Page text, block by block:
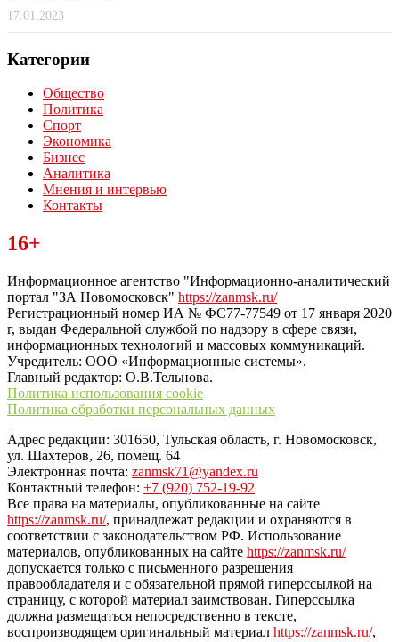
17.01.2023
Категории
Общество
Политика
Спорт
Экономика
Бизнес
Аналитика
Мнения и интервью
Контакты
Читайте последние новости дня в Тульской области на сайте
“ЗаНовомосковск”
16+
Информационное агентство "Информационно-аналитический
портал "ЗА Новомосковск" https://zanmsk.ru/
Регистрационный номер ИА № ФС77-77549 от 17 января 2020
г, выдан Федеральной службой по надзору в сфере связи,
информационных технологий и массовых коммуникаций.
Учредитель: ООО «Информационные системы».
Главный редактор: О.В.Тельнова.
Политика использования cookie
Политика обработки персональных данных
Адрес редакции: 301650, Тульская область, г. Новомосковск,
ул. Шахтеров, 26, помещ. 64
Электронная почта: zanmsk71@yandex.ru
Контактный телефон: +7 (920) 752-19-92
Все права на материалы, опубликованные на сайте
https://zanmsk.ru/, принадлежат редакции и охраняются в
соответствии с законодательством РФ. Использование
материалов, опубликованных на сайте https://zanmsk.ru/
допускается только с письменного разрешения
правообладателя и с обязательной прямой гиперссылкой на
страницу, с которой материал заимствован. Гиперссылка
должна размещаться непосредственно в тексте,
воспроизводящем оригинальный материал https://zanmsk.ru/,